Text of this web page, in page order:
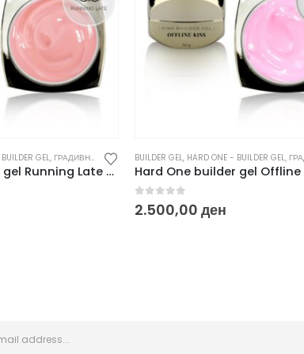
BUILDER GEL, ГРАДИВНИ / БИЛДЕР ГЕЛОВИ ,НОВО
AirTouch builder gel Running Late – 50 g
BUILDER GEL, HARD ONE - BUILDER GEL, ГРАДИВНИ /
0 out of 5
2.500,00 ден